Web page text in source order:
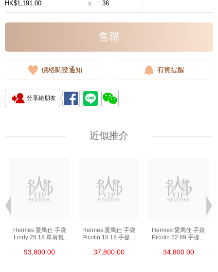
HK$1,191.00 x 36
售罄
價格調整通知 有貨提醒
分享給朋友
近似推介
Hermes 愛馬仕 手袋
Lindy 26 18 單肩包/
93,800.00
Hermes 愛馬仕 手袋
Picotin 18 18 手提包
37,800.00
Hermes 愛馬仕 手袋
Picotin 22 89 手提包
34,800.00